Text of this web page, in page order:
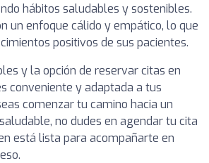
hábitos saludables y sostenibles.
un enfoque cálido y empático, lo que
positivos de sus pacientes.
y la opción de reservar citas en
conveniente y adaptada a tus
comenzar tu camino hacia un
no dudes en agendar tu cita
está lista para acompañarte en